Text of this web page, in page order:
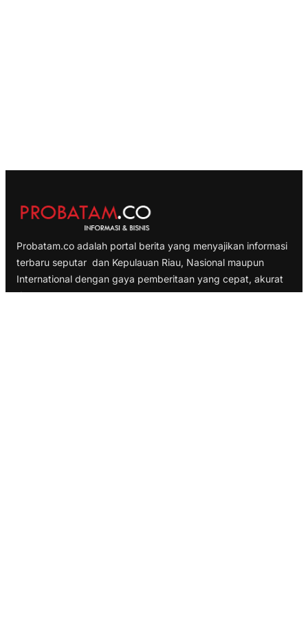
Probatam.co adalah portal berita yang menyajikan informasi
terbaru seputar dan Kepulauan Riau, Nasional maupun
International dengan gaya pemberitaan yang cepat, akurat
dan terpercaya